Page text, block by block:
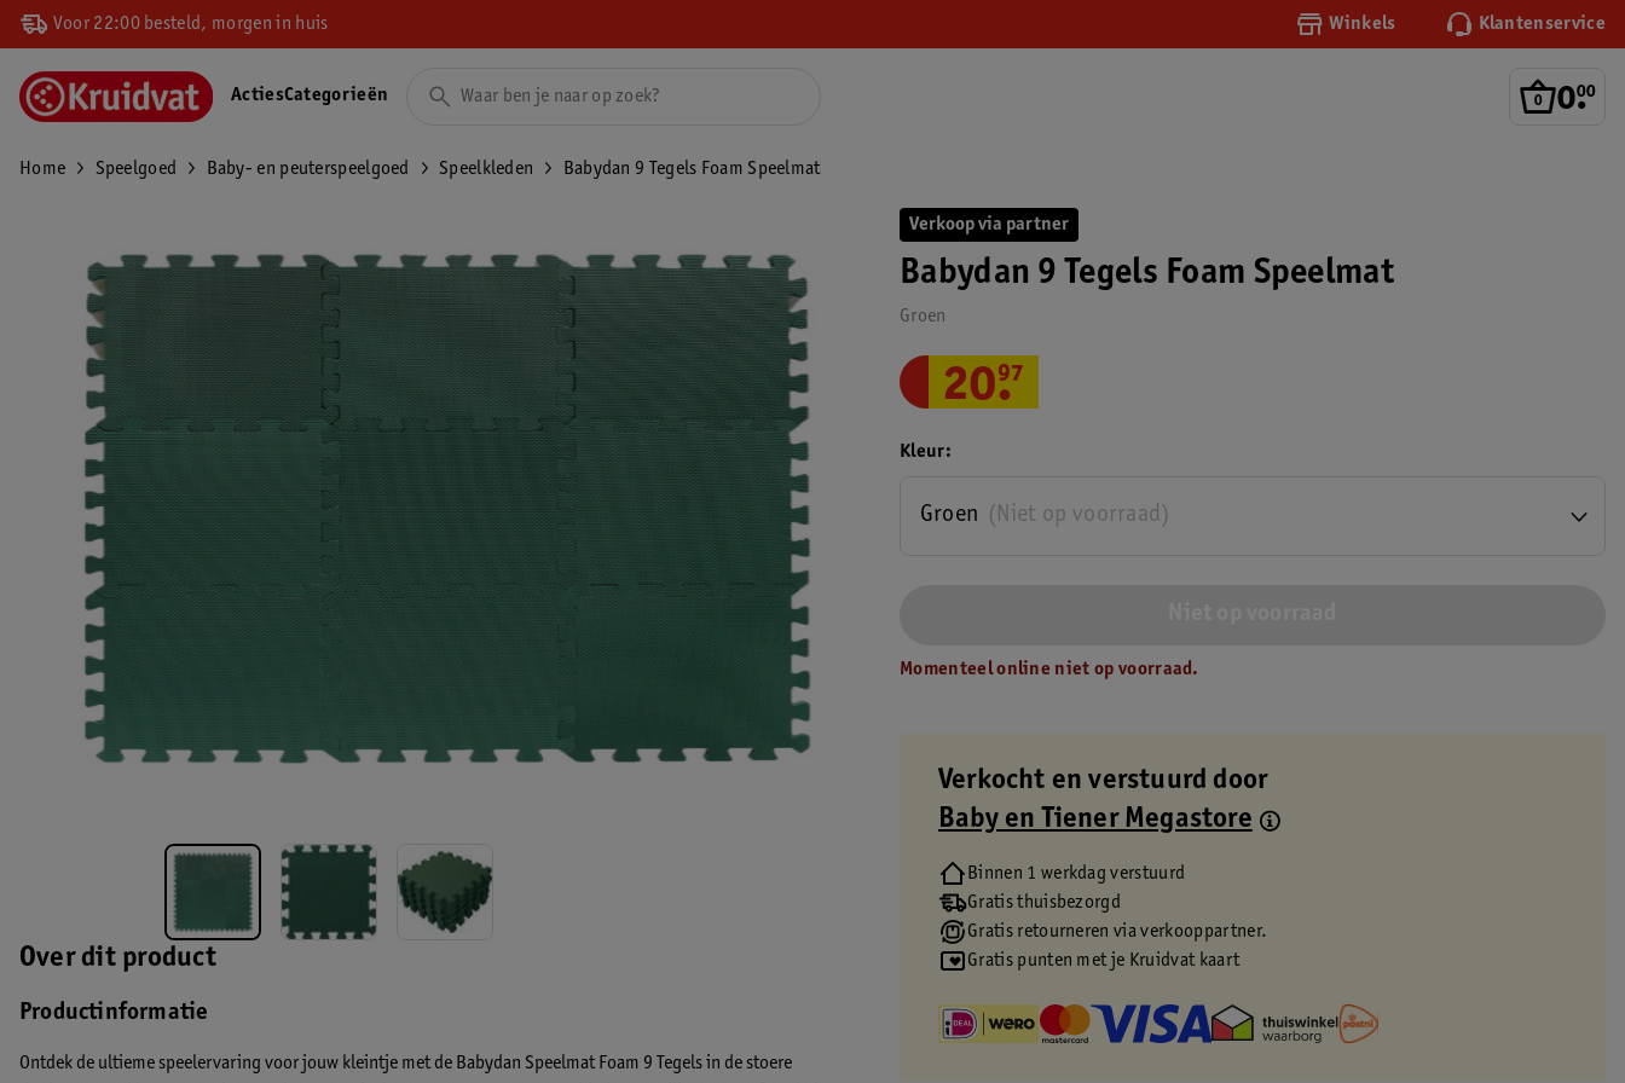
Voor 22:00 besteld, morgen in huis Winkels Klantenservice
0.
00
ActiesCategorieën
Home Speelgoed Baby- en peuterspeelgoed Speelkleden Babydan 9 Tegels Foam Speelmat
Over dit product
Productinformatie
Ontdek de ultieme speelervaring voor jouw kleintje met de Babydan Speelmat Foam 9 Tegels in de stoere
Verkoop via partner
Babydan 9 Tegels Foam Speelmat
Groen
20.
97
Kleur
(Niet op voorraad)
Groen
Momenteel online niet op voorraad.
Verkocht en verstuurd door
Baby en Tiener Megastore
Binnen 1 werkdag verstuurd
Gratis thuisbezorgd
Gratis retourneren via verkooppartner.
Gratis punten met je Kruidvat kaart